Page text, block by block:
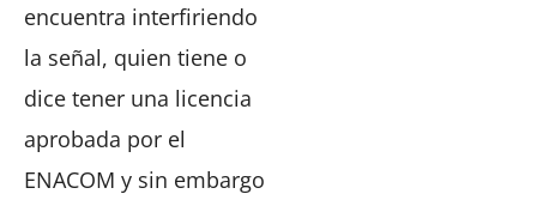
encuentra interfiriendo
la señal, quien tiene o
dice tener una licencia
aprobada por el
ENACOM y sin embargo